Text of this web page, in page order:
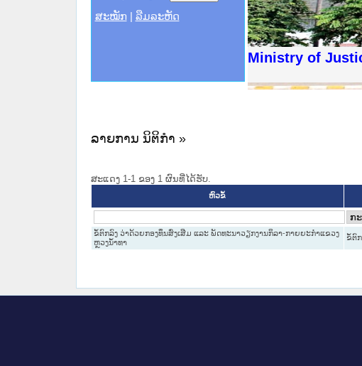
ສະໝັກ ລືມລະຫັດ
Ministry of
ານສະພາປະຊາຊົນ ພາກເໜືອ
ທາງລັດຖະການ
ສຳລັບ ພາກກາງ
ສຳລັບ ພາກໃຕ້
ວິທະຍາຄານຕຳຫຼວດປະຊາຊົນ
ວິທະຍາຄານສັນຕິບານປະຊາຊົນ
ຂັ້ນແຂວງພາກເໜືອ
ານສະພາປະຊາຊົນ ພາກກາງ
ລາຍການ ນິຕິກໍາ »
ສະແດງ 1-1 ຂອງ 1 ຜົນທີ່ໄດ້ຮັບ.
ຫົວຂໍ້
ຂໍ້ຕົກລົງ ວ່າດ້ວຍກອງທຶນສົ່ງເສີມ ແລະ ພັດທະນາວຽກງານກິລາ-ກາຍຍະກໍາແຂວງ
ຫຼວງນໍ້າທາ
ຂໍ້ຕົ